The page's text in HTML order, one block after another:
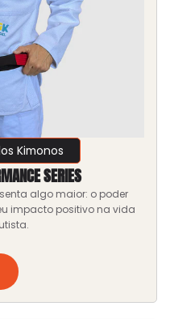
Kimonos
SERIES
algo maior: o poder
impacto positivo na vida